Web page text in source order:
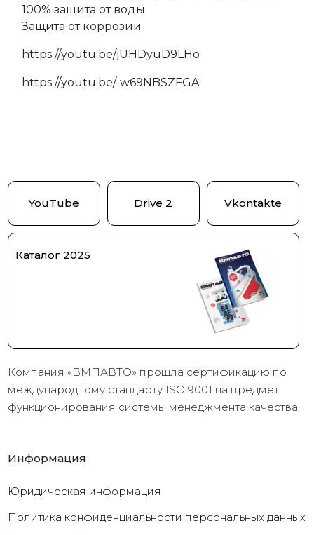
100% защита от воды
Защита от коррозии
https://youtu.be/jUHDyuD9LHo
https://youtu.be/-w69NBSZFGA
YouTube Drive 2 Vkontakte
Каталог 2025
Компания «ВМПАВТО» прошла сертификацию по
международному стандарту ISO 9001 на предмет
функционирования системы менеджмента качества.
Информация
Юридическая информация
Политика конфиденциальности персональных данных